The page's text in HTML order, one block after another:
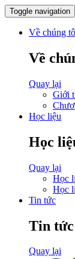
Toggle navigation
Về chúng
Về
Quay lại
Giới
Học liệu
Học
Quay lại
Học
Học
Tin tức
Tin tức
Quay lại